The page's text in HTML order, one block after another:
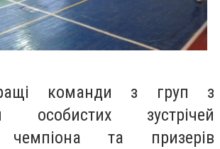
команди з груп з
особистих зустрічей
чемпіона та призерів